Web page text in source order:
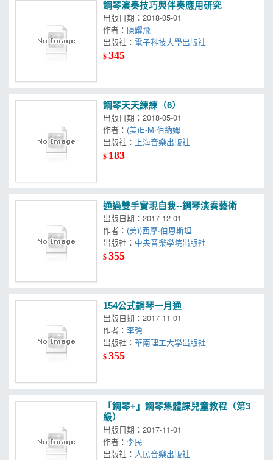
鋼琴演奏技巧與伴奏應用研究
出版日期：2018-05-01
作者： 陳耀飛
出版社： 電子科技大學出版社
$345
鋼琴天天練練（6）
出版日期：2018-05-01
作者： (美)E-M·伯納姆
出版社： 上海音樂出版社
$ 183
通過雙手實現自我--鋼琴演奏藝術
出版日期：2017-12-01
作者： (美))西摩·伯恩斯坦
出版社： 中央音樂學院出版社
$355
154公式鋼琴一月通
出版日期：2017-11-01
作者：李強
出版社：華南理工大學出版社
$355
「鋼琴+」鋼琴集體課兒童教程（第3
級）
出版日期：2017-11-01
作者：李民
出版社： 人民音樂出版社